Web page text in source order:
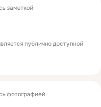
заметкой
публично доступной
фотографией